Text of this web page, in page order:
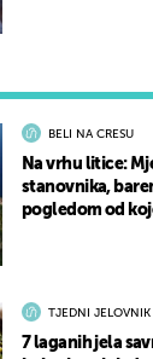
BELI NA CRESU
Na vrhu litice:
stanovnika,
pogledom od
TJEDNI JELOVNIK
7 laganih jela